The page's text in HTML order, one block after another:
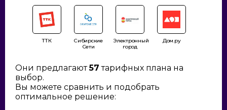
ТТК
Сибирские
Сети
Электронный
город
Дом.ру
Они предлагают57 тарифных плана на
выбор.
Вы можете сравнить и подобрать
оптимальное решение: